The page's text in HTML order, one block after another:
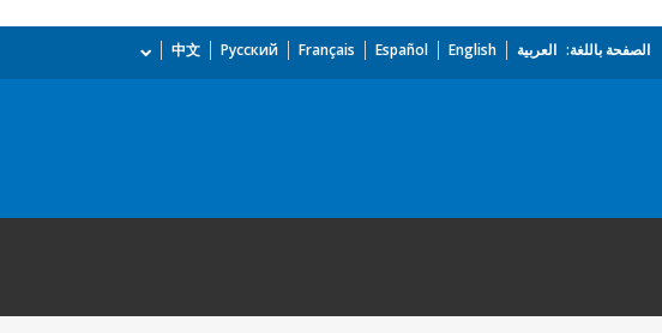
الصفحة باللغة: العربية English
Español
Français
Русский
中文